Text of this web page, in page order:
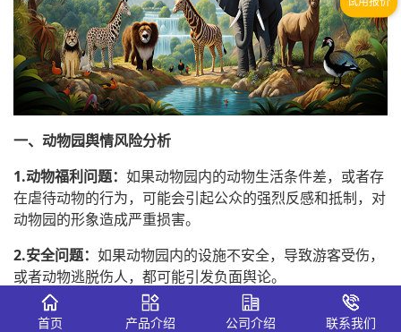
一、动物园舆情风险分析
1.动物福利问题： 如果动物园内的动物生活条件差，或者存
在虐待动物的行为，可能会引起公众的强烈反感和抵制，对
动物园的形象造成严重损害。
2.安全问题： 如果动物园内的设施不安全，导致游客受伤，
或者动物逃脱伤人，都可能引发负面舆论。
3.票价问题：
如果动物园的票价过高，或者存在强制消费、
首页 产品介绍 公司介绍 联系我们